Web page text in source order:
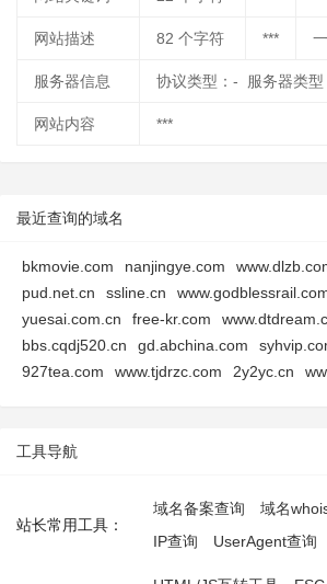
网站描述 82 个字符 ***
服务器信息 协议类型：- 服务器类型
网站内容 ***
最近查询的域名
bkmovie.com nanjingye.com
pud.net.cn
ssline.cn
yuesai.com.cn
free-kr.com
bbs.cqdj520.cn
gd.abchina.com
927tea.com
www.tjdrzc.com 2y2yc.cn
工具导航
站长常用工具：
域名备案查询 域名
IP查询
UserAgent查询